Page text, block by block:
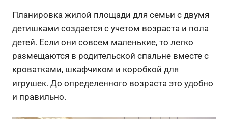
Планировка жилой площади для семьи с двумя
детишками создается с учетом возраста и пола
детей. Если они совсем маленькие, то легко
размещаются в родительской спальне вместе с
кроватками, шкафчиком и коробкой для
игрушек. До определенного возраста это удобно
и правильно.